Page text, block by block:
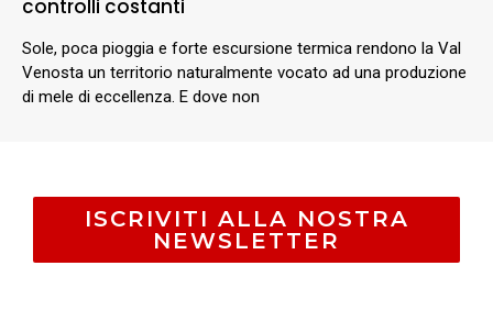
controlli costanti
Sole, poca pioggia e forte escursione termica rendono la Val
Venosta un territorio naturalmente vocato ad una produzione
di mele di eccellenza. E dove non
ISCRIVITI ALLA NOSTRA
NEWSLETTER